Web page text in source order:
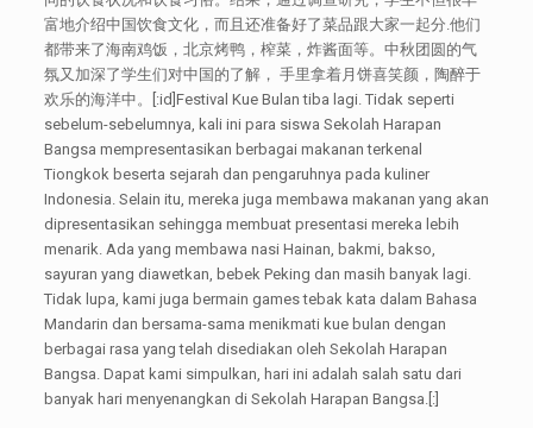
富地介绍中国饮食文化，而且还准备好了菜品跟大家一起分.他们
都带来了海南鸡饭，北京烤鸭，榨菜，炸酱面等。中秋团圆的气
氛又加深了学生们对中国的了解， 手里拿着月饼喜笑颜，陶醉于
欢乐的海洋中。[:id]Festival Kue Bulan tiba lagi. Tidak seperti
sebelum-sebelumnya, kali ini para siswa Sekolah Harapan
Bangsa mempresentasikan berbagai makanan terkenal
Tiongkok beserta sejarah dan pengaruhnya pada kuliner
Indonesia. Selain itu, mereka juga membawa makanan yang akan
dipresentasikan sehingga membuat presentasi mereka lebih
menarik. Ada yang membawa nasi Hainan, bakmi, bakso,
sayuran yang diawetkan, bebek Peking dan masih banyak lagi.
Tidak lupa, kami juga bermain games tebak kata dalam Bahasa
Mandarin dan bersama-sama menikmati kue bulan dengan
berbagai rasa yang telah disediakan oleh Sekolah Harapan
Bangsa. Dapat kami simpulkan, hari ini adalah salah satu dari
banyak hari menyenangkan di Sekolah Harapan Bangsa.[:]